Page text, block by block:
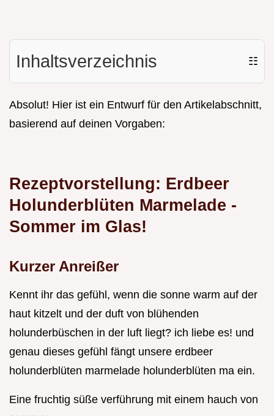
Inhaltsverzeichnis ☷
Absolut! Hier ist ein Entwurf für den Artikelabschnitt,
basierend auf deinen Vorgaben:
Rezeptvorstellung: Erdbeer
Holunderblüten Marmelade -
Sommer im Glas!
Kurzer Anreißer
Kennt ihr das gefühl, wenn die sonne warm auf der
haut kitzelt und der duft von blühenden
holunderbüschen in der luft liegt? ich liebe es! und
genau dieses gefühl fängt unsere erdbeer
holunderblüten marmelade holunderblüten ma ein.
Eine fruchtig süße verführung mit einem hauch von